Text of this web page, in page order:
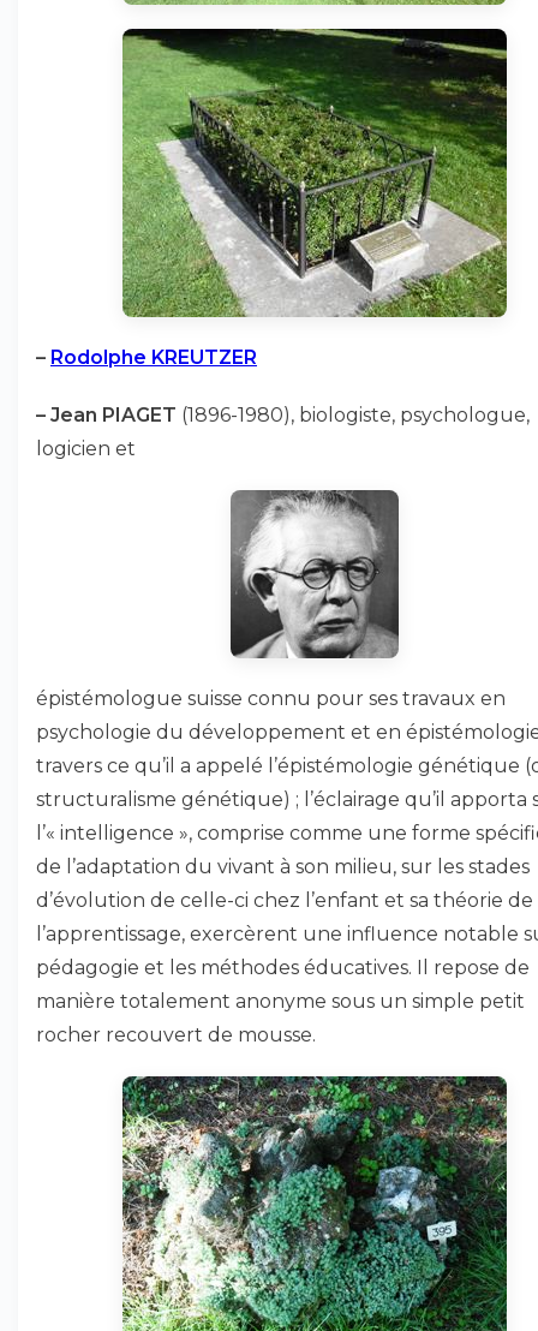
– Rodolphe KREUTZER
– Jean PIAGET (1896-1980), biologiste, psychologue,
logicien et
épistémologue suisse connu pour ses travaux en
psychologie du développement et en
travers ce qu’il a appelé l’épistémologie génétique
structuralisme génétique) ; l’éclairage qu’il apporta
l’« intelligence », comprise comme une forme
de l’adaptation du vivant à son milieu, sur les stades
d’évolution de celle-ci chez l’enfant et sa théorie de
l’apprentissage, exercèrent une influence notable
pédagogie et les méthodes éducatives. Il repose de
manière totalement anonyme sous un simple petit
rocher recouvert de mousse.